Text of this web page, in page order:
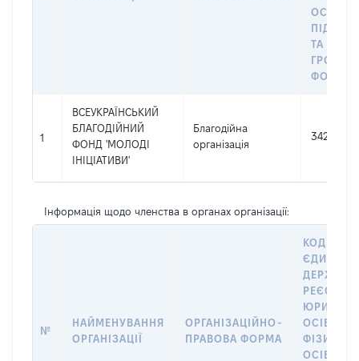
ОСІБ –
ТА
1
ВСЕУКРАЇНСЬКИЙ
БЛАГОДІЙНИЙ
ФОНД 'МОЛОДІ
ІНІЦІАТИВИ'
Благодійна
організація
34241991
Інформація щодо членства в органах організації:
№
НАЙМЕНУВАННЯ
ОРГАНІЗАЦІЇ
ОРГАНІЗАЦІЙНО-
ПРАВОВА ФОРМА
КОД В
РЕЄСТРІ
ОСІБ,
ОСІБ –